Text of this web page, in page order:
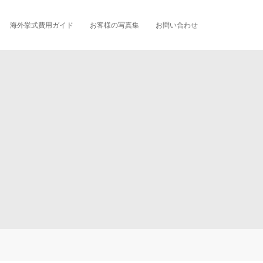
海外挙式費用ガイド お客様の写真集 お問い合わせ